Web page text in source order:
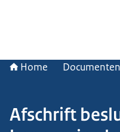
Home Documenten
Afschrift